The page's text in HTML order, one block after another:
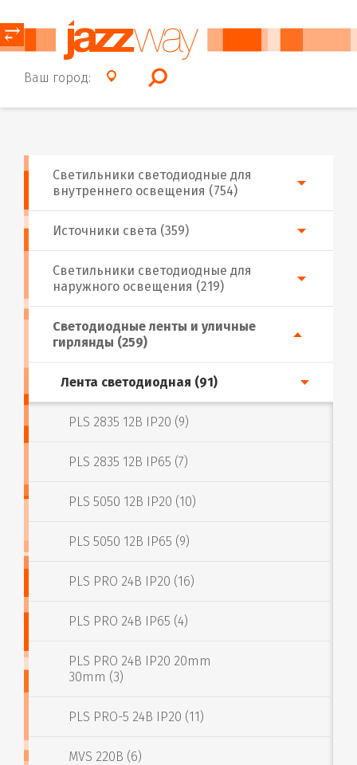
Ваш город:
⥂
Источники света (359)
Светодиодные ленты и уличные
гирлянды (259)
Лента светодиодная (91)
PLS 2835 12В IP20 (9)
PLS 2835 12В IP65 (7)
PLS 5050 12В IP20 (10)
PLS 5050 12В IP65 (9)
PLS PRO 24В IP20 (16)
PLS PRO 24В IP65 (4)
PLS PRO 24В IP20 20mm
30mm (3)
PLS PRO-5 24В IP20 (11)
MVS 220В (6)
Светильники светодиодные для
внутреннего освещения (754)
Светильники светодиодные для
наружного освещения (219)